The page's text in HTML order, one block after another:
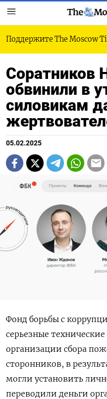
Поддержите The Moscow
Соратников
обвинили в
силовикам
05.02.2025
Фонд борьбы с
серьезные
организации сбора
сторонников, в
могли установить
переводили деньги